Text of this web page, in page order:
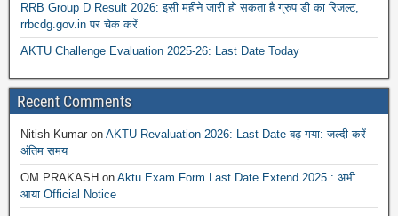
RRB Group D Result 2026: इसी महीने जारी हो सकता है ग्रुप डी का रिजल्ट,
rrbcdg.gov.in पर चेक करें
AKTU Challenge Evaluation 2025-26: Last Date Today
Recent Comments
Nitish Kumar on AKTU Revaluation 2026: Last Date बढ़ गया: जल्दी करें
अंतिम समय
OM PRAKASH on Aktu Exam Form Last Date Extend 2025 : अभी
आया Official Notice